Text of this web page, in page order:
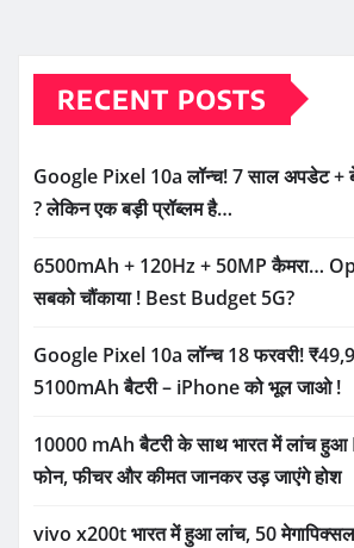
RECENT POSTS
Google Pixel 10a लॉन्च! 7 साल अपडेट +
? लेकिन एक बड़ी प्रॉब्लम है…
6500mAh + 120Hz + 50MP कैमरा…
सबको चौंकाया ! Best Budget 5G?
Google Pixel 10a लॉन्च 18 फरवरी!
5100mAh बैटरी – iPhone को भूल जाओ !
10000 mAh बैटरी के साथ भारत में लांच हुआ
फोन, फीचर और कीमत जानकर उड़ जाएंगे होश
vivo x200t भारत में हुआ लांच, 50